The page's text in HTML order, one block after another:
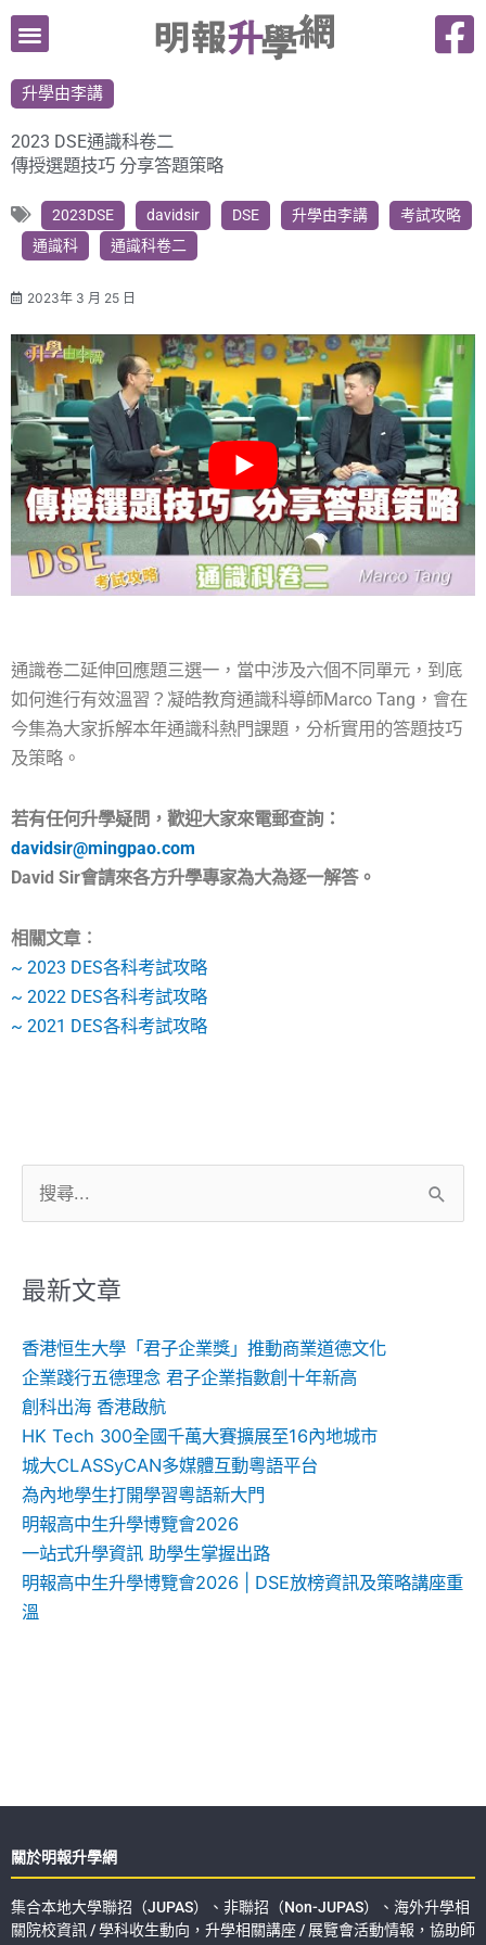
跳
要
內
容
升學由李講
2023 DSE通識科卷二
傳授選題技巧 分享答題策略
2023DSE davidsir DSE 升學由李講
考試攻略
通識科
通識科卷二
2023年 3 月 25 日
通識卷二延伸回應題三選一，當中涉及六個不同單元，到底
如何進行有效溫習？凝皓教育通識科導師Marco Tang，會在
今集為大家拆解本年通識科熱門課題，分析實用的答題技巧
及策略。
若有任何升學疑問，歡迎大家來電郵查詢：
davidsir@mingpao.com
David Sir會請來各方升學專家為大為逐一解答。
相關文章︰
~ 2023 DES各科考試攻略
~ 2022 DES各科考試攻略
~ 2021 DES各科考試攻略
尋
鍵
最新文章
香港恒生大學「君子企業獎」推動商業道德文化
企業踐行五德理念 君子企業指數創十年新高
創科出海 香港啟航
HK Tech 300全國千萬大賽擴展至16內地城市
城大CLASSyCAN多媒體互動粵語平台
為內地學生打開學習粵語新大門
明報高中生升學博覽會2026
一站式升學資訊 助學生掌握出路
明報高中生升學博覽會2026 | DSE放榜資訊及策略講座重
溫
關於明報升學網
集合本地大學聯招（JUPAS）、非聯招（Non-JUPAS）、海外升學相
關院校資訊 / 學科收生動向，升學相關講座 / 展覽會活動情報，協助師